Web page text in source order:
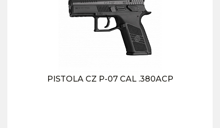
PISTOLA CZ P-07 CAL .380ACP